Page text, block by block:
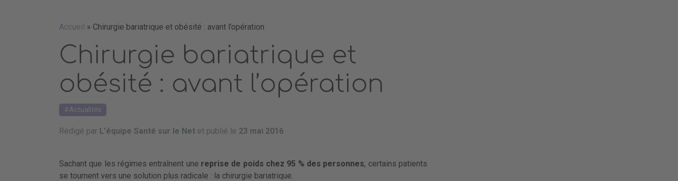
Accueil » Chirurgie bariatrique et obésité : avant l’opération
Chirurgie bariatrique et
obésité : avant l’opération
Actualités
Rédigé par L'équipe Santé sur le Net et publié le 23 mai 2016
Sachant que les régimes entraînent une reprise de poids chez 95 % des personnes, certains patients
se tournent vers une solution plus radicale : la chirurgie bariatrique.